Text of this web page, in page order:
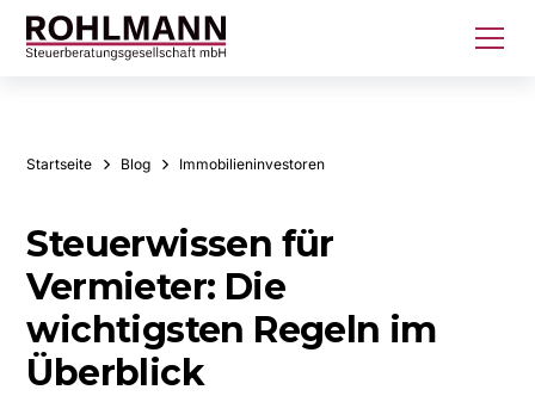
Startseite Blog Immobilieninvestoren
Steuerwissen für
Vermieter: Die
wichtigsten Regeln im
Überblick